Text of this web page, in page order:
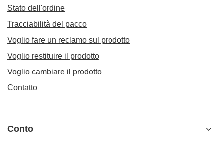
Stato dell'ordine
Tracciabilità del pacco
Voglio fare un reclamo sul prodotto
Voglio restituire il prodotto
Voglio cambiare il prodotto
Contatto
Conto